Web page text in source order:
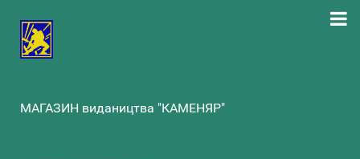
МАГАЗИН видаництва "КАМЕНЯР"